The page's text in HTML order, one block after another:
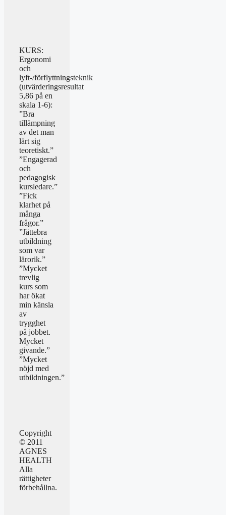
KURS:
Ergonomi
och
lyft-/förflyttningsteknik
(utvärderingsresultat
5,86 på en
skala 1-6):
”Bra
tillämpning
av det man
lärt sig
teoretiskt.”
”Engagerad
och
pedagogisk
kursledare.”
”Fick
klarhet på
många
frågor.”
”Jättebra
utbildning
som var
lärorik.”
”Mycket
trevlig
kurs som
har ökat
min känsla
av
trygghet
på jobbet.
Mycket
givande.”
”Mycket
nöjd med
utbildningen.”
Copyright
© 2011
AGNES
HEALTH
Alla
rättigheter
förbehållna.